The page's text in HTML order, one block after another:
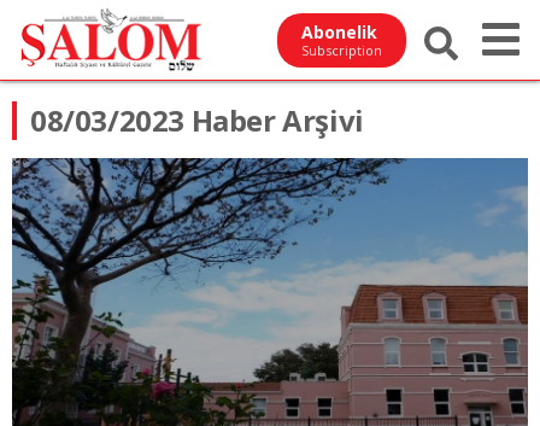
Abonelik
Subscription
08/03/2023 Haber Arşivi